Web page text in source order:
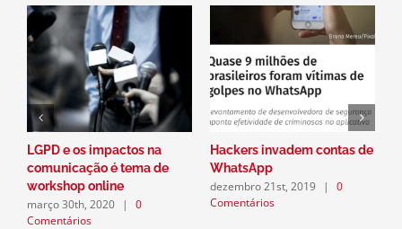
LGPD e os impactos na
comunicação é tema de
workshop online
março 30th, 2020 |
0
Comentários
Hackers invadem contas de
WhatsApp
dezembro 21st, 2019 |
0
Comentários